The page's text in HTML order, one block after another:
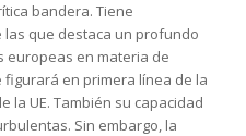
bandera. Tiene
que destaca un profundo
europeas en materia de
en primera línea de la
la UE. También su capacidad
Sin embargo, la